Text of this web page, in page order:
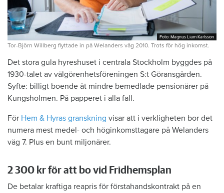
Foto: Magnus Liam Karlsson
Foto: Magnus Liam Karlsson
Tor-Björn Willberg flyttade in på Welanders väg 2010. Trots för hög inkomst.
Det stora gula hyreshuset i centrala Stockholm byggdes på
1930-talet av välgörenhetsföreningen S:t Göransgården.
Syfte: billigt boende åt mindre bemedlade pensionärer på
Kungsholmen. På papperet i alla fall.
För Hem & Hyras granskning visar att i verkligheten bor det
numera mest medel- och höginkomsttagare på Welanders
väg 7. Plus en bunt miljonärer.
2 300 kr för att bo vid Fridhemsplan
De betalar kraftiga reapris för förstahandskontrakt på en